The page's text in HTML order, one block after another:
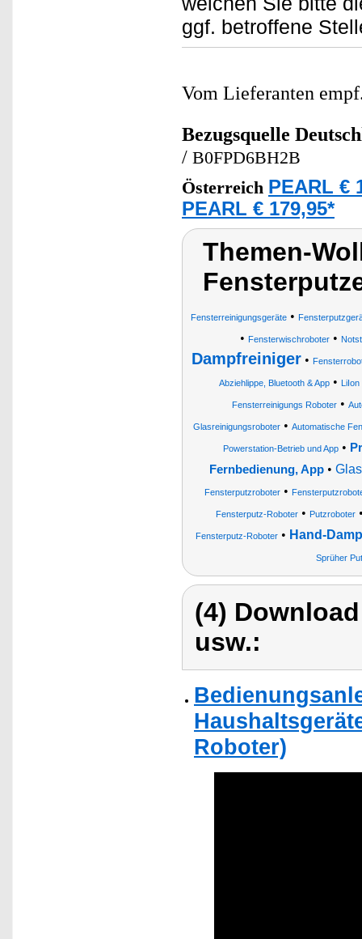
ggf. betroffene
Vom Lieferanten
Bezugsquelle
/ B0FPD6BH2B
Österreich PEARL €
PEARL € 179,95*
Themen-
Fensterreinigungsgeräte •
• Fensterwischroboter •
Dampfreiniger •
Abziehlippe, Bluetooth & App• LiIon
Fensterreinigungs Roboter•
Glasreinigungsroboter• Automatische
Powerstation-Betrieb und App•
Fernbedienung, App•
Fensterputzroboter •
Fensterputz-Roboter • Putzroboter
Fensterputz-Roboter• Hand-
Sprüher
(4)
usw.:
Roboter)